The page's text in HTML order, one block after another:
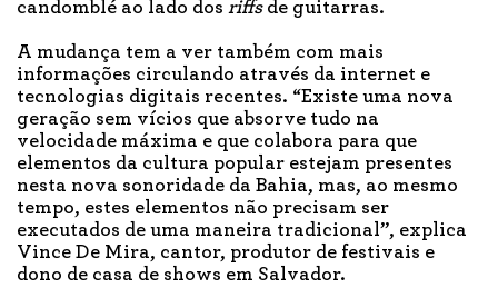
candomblé ao lado dos riffsde guitarras.
A mudança tem a ver também com mais
informações circulando através da internet e
tecnologias digitais recentes. “Existe uma nova
geração sem vícios que absorve tudo na
velocidade máxima e que colabora para que
elementos da cultura popular estejam presentes
nesta nova sonoridade da Bahia, mas, ao mesmo
tempo, estes elementos não precisam ser
executados de uma maneira tradicional”, explica
Vince De Mira, cantor, produtor de festivais e
dono de casa de shows em Salvador.